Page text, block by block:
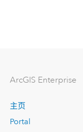
ArcGIS Enterprise
主页
Portal